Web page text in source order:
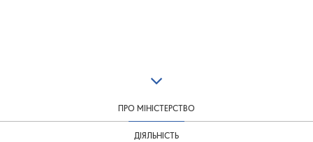
ПРО МІНІСТЕРСТВО
ДІЯЛЬНІСТЬ